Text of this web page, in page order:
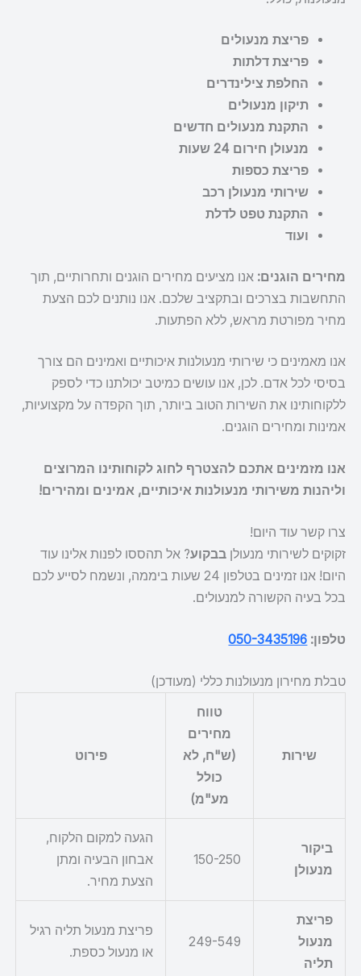
פריצת מנעולים
פריצת דלתות
החלפת צילינדרים
תיקון מנעולים
התקנת מנעולים חדשים
מנעולן חירום 24 שעות
פריצת כספות
שירותי מנעולן רכב
התקנת טפט לדלת
ועוד
מחירים הוגנים: אנו מציעים מחירים הוגנים ותחרותיים, תוך
התחשבות בצרכים ובתקציב שלכם. אנו נותנים לכם הצעת
מחיר מפורטת מראש, ללא הפתעות.
אנו מאמינים כי שירותי מנעולנות איכותיים ואמינים הם צורך
בסיסי לכל אדם. לכן, אנו עושים כמיטב יכולתנו כדי לספק
ללקוחותינו את השירות הטוב ביותר, תוך הקפדה על מקצועיות,
אמינות ומחירים הוגנים.
אנו מזמינים אתכם להצטרף לחוג לקוחותינו המרוצים
וליהנות משירותי מנעולנות איכותיים, אמינים ומהירים!
צרו קשר עוד היום!
זקוקים לשירותי מנעולן בבקוע? אל תהססו לפנות אלינו עוד
היום! אנו זמינים בטלפון 24 שעות ביממה, ונשמח לסייע לכם
בכל בעיה הקשורה למנעולים.
טלפון: 050-3435196
טבלת מחירון מנעולנות כללי (מעודכן)
שירות
טווח
מחירים
(ש"ח, לא
כולל
מע"מ)
פירוט
ביקור
מנעולן
150-250
הגעה למקום הלקוח,
אבחון הבעיה ומתן
הצעת מחיר.
פריצת
מנעול
תליה
249-549
פריצת מנעול תליה רגיל
או מנעול כספת.